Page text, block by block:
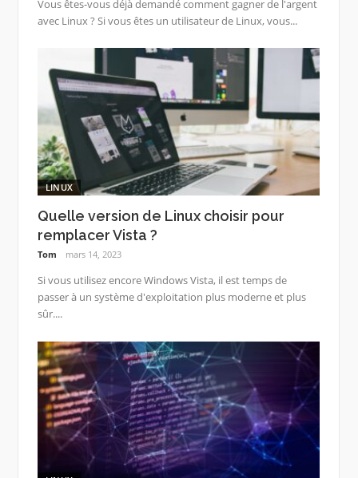
Vous êtes-vous déjà demandé comment gagner de l'argent
avec Linux ? Si vous êtes un utilisateur de Linux, vous...
LINUX
Quelle version de Linux choisir pour
remplacer Vista ?
Tom mars 14, 2023
Si vous utilisez encore Windows Vista, il est temps de
passer à un système d'exploitation plus moderne et plus
sûr....